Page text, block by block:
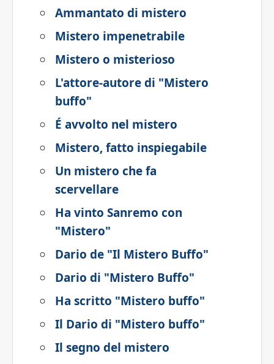
Ammantato di mistero
Mistero impenetrabile
Mistero o misterioso
L'attore-autore di "Mistero
buffo"
É avvolto nel mistero
Mistero, fatto inspiegabile
Un mistero che fa
scervellare
Ha vinto Sanremo con
"Mistero"
Dario de "Il Mistero Buffo"
Dario di "Mistero Buffo"
Ha scritto "Mistero buffo"
Il Dario di "Mistero buffo"
Il segno del mistero